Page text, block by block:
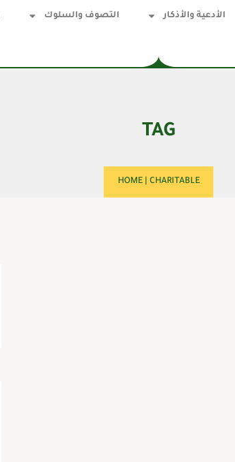
الأدعية والأذكار التصوف والسلوك
TAG
HOME| CHARITABLE